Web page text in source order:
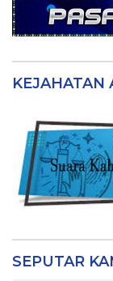
KEJAHATAN
SEPUTAR